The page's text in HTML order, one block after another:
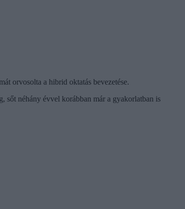
orvosolta a hibrid oktatás bevezetése.
sőt néhány évvel korábban már a gyakorlatban is